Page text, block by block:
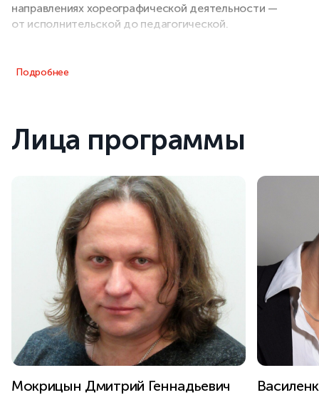
направлениях хореографической деятельности —
от исполнительской до педагогической.
Подробнее
Лица программы
Мокрицын Дмитрий Геннадьевич